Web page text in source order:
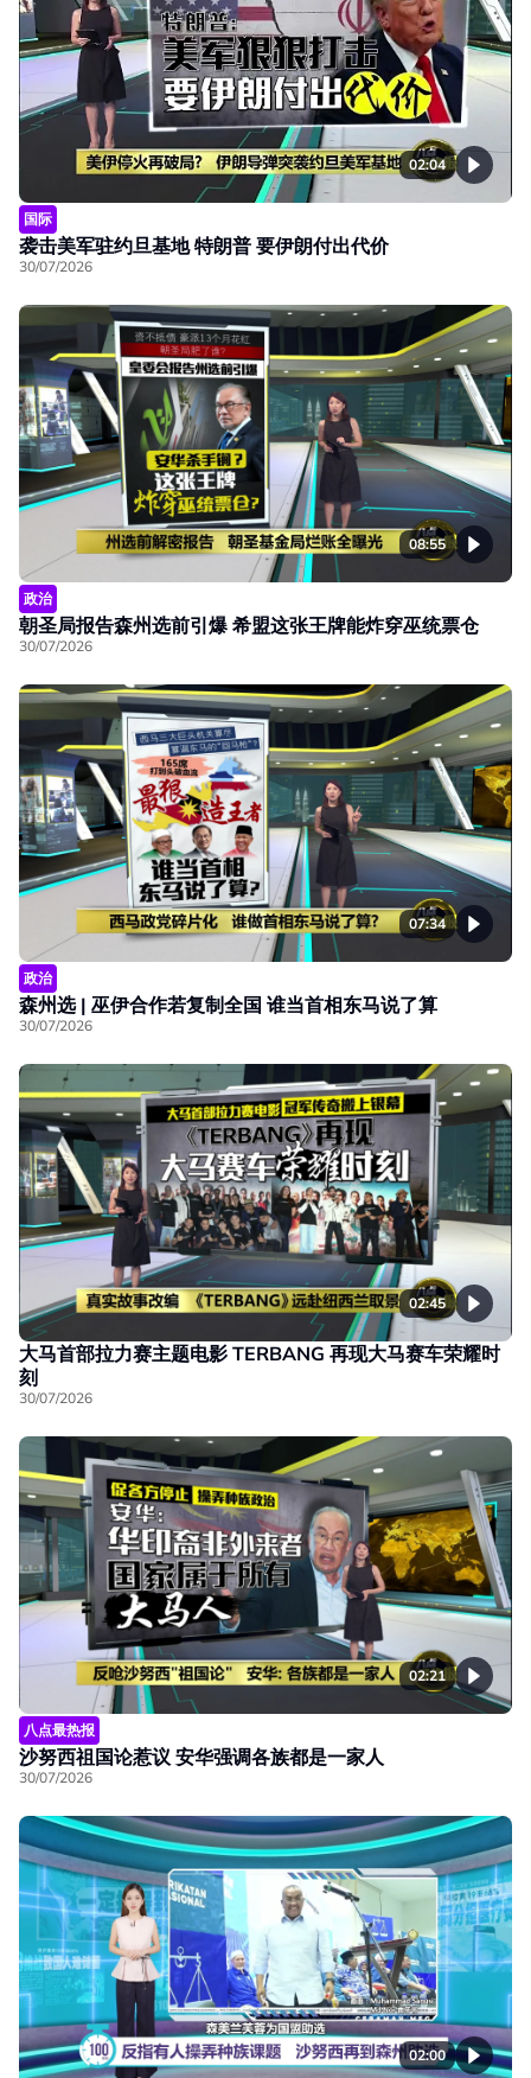
02:04
国际
袭击美军驻约旦基地 特朗普 要伊朗付出代价
30/07/2026
08:55
政治
朝圣局报告森州选前引爆 希盟这张王牌能炸穿巫统票仓
30/07/2026
07:34
政治
森州选 | 巫伊合作若复制全国 谁当首相东马说了算
30/07/2026
02:45
大马首部拉力赛主题电影 TERBANG 再现大马赛车荣耀时
刻
30/07/2026
02:21
八点最热报
沙努西祖国论惹议 安华强调各族都是一家人
30/07/2026
02:00